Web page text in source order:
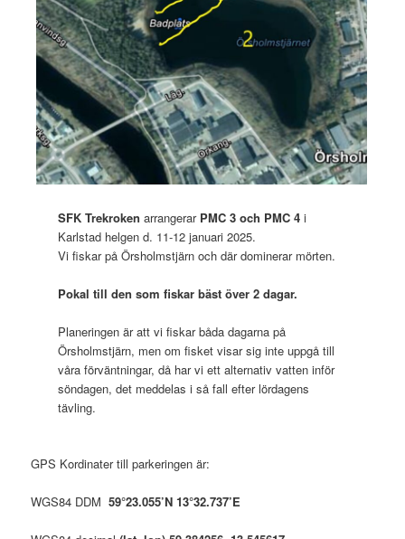
SFK Trekroken arrangerar PMC 3 och PMC 4 i
Karlstad helgen d. 11-12 januari 2025.
Vi fiskar på Örsholmstjärn och där dominerar mörten.
Pokal till den som fiskar bäst över 2 dagar.
Planeringen är att vi fiskar båda dagarna på
Örsholmstjärn, men om fisket visar sig inte uppgå till
våra förväntningar, då har vi ett alternativ vatten inför
söndagen, det meddelas i så fall efter lördagens
tävling.
GPS Kordinater till parkeringen är:
WGS84 DDM59°23.055’N 13°32.737’E